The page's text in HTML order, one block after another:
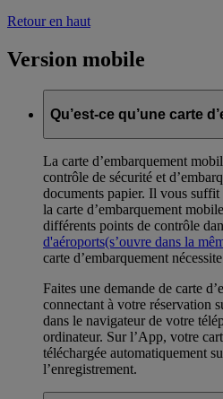
Retour en haut
Version mobile
Qu’est-ce qu’une carte
La carte d’embarquement
contrôle de sécurité et
documents papier. Il vous suffit
la carte d’embarquement
différents points de contrôle
d'aéroports(s’ouvre dans la
carte d’embarquement
Faites une demande de carte
connectant à votre réservation
dans le navigateur de votre
ordinateur. Sur l’App, votre
téléchargée automatiquement
l’enregistrement.